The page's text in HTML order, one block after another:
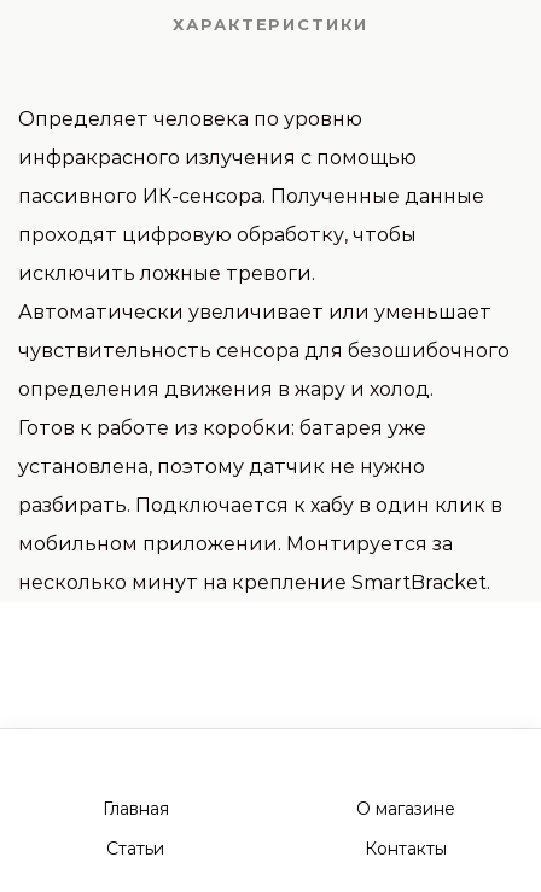
ХАРАКТЕРИСТИКИ
Определяет человека по уровню
инфракрасного излучения с помощью
пассивного ИК-сенсора. Полученные данные
проходят цифровую обработку, чтобы
исключить ложные тревоги.
Автоматически увеличивает или уменьшает
чувствительность сенсора для безошибочного
определения движения в жару и холод.
Готов к работе из коробки: батарея уже
установлена, поэтому датчик не нужно
разбирать. Подключается к хабу в один клик в
мобильном приложении. Монтируется за
несколько минут на крепление SmartBracket.
Главная
Статьи
О магазине
Контакты